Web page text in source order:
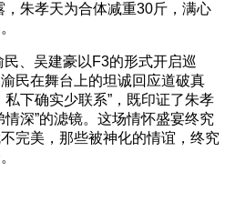
，朱孝天为合体减重30斤，满心
吴建豪以F3的形式开启巡
民在舞台上的坦诚回应道破真
下确实少联系”，既印证了朱孝
情深”的滤镜。这场情怀盛宴终究
完美，那些被神化的情谊，终究